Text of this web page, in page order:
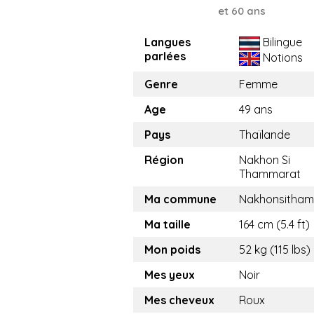
et 60 ans
Langues
parlées
Bilingue
Notions
Genre
Femme
Age
49 ans
Pays
Thaïlande
Région
Nakhon Si
Thammarat
Ma commune
Ma taille
164 cm (5.4 ft)
Mon poids
52 kg (115 lbs)
Mes yeux
Noir
Mes cheveux
Roux